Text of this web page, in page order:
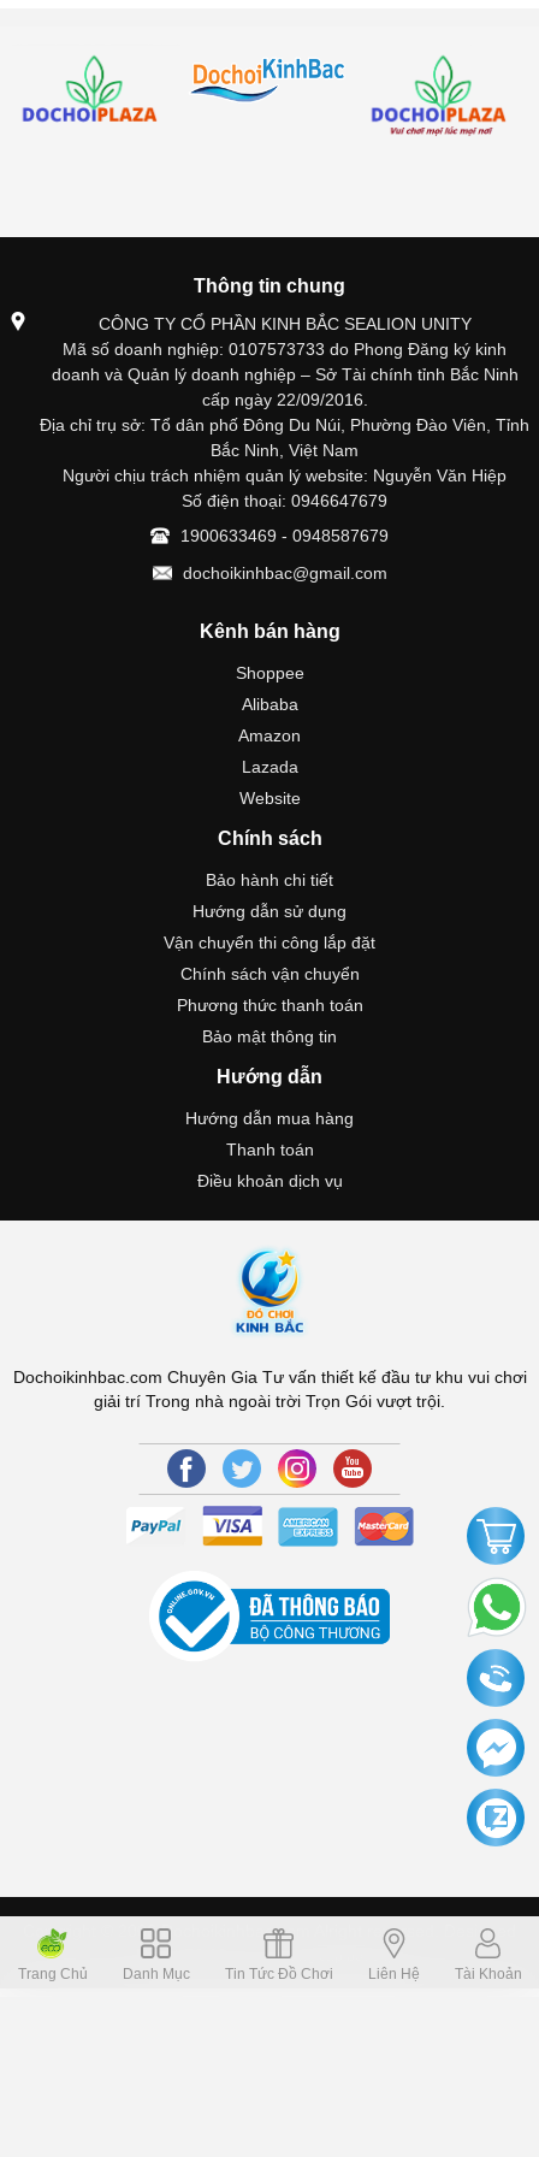
Thông tin chung
CÔNG TY CỔ PHẦN KINH BẮC SEALION UNITY
Mã số doanh nghiệp: 0107573733 do Phong Đăng ký kinh
doanh và Quản lý doanh nghiệp – Sở Tài chính tỉnh Bắc Ninh
cấp ngày 22/09/2016.
Địa chỉ trụ sở: Tổ dân phố Đông Du Núi, Phường Đào Viên, Tỉnh
Bắc Ninh, Việt Nam
Người chịu trách nhiệm quản lý website: Nguyễn Văn Hiệp
Số điện thoại: 0946647679
1900633469 - 0948587679
dochoikinhbac@gmail.com
Kênh bán hàng
Shoppee
Alibaba
Amazon
Lazada
Website
Chính sách
Bảo hành chi tiết
Hướng dẫn sử dụng
Vận chuyển thi công lắp đặt
Chính sách vận chuyển
Phương thức thanh toán
Bảo mật thông tin
Hướng dẫn
Hướng dẫn mua hàng
Thanh toán
Điều khoản dịch vụ
Dochoikinhbac.com Chuyên Gia Tư vấn thiết kế đầu tư khu vui chơi
giải trí Trong nhà ngoài trời Trọn Gói vượt trội.
Copyright © 2006 Dochoikinhbac.com Alright reversed. Designed
Dochoikinhbac.vn.cung cấp bởi sapo
Trang Chủ
Danh Mục Tin Tức Đồ Chơi Liên Hệ Tài Khoản